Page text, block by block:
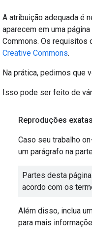
A atribuição adequada é
aparecem em uma
Commons. Os requisitos
Creative Commons.
Na prática, pedimos que
Isso pode ser feito de
Reproduções exatas
Caso seu trabalho
um parágrafo na
Partes desta
acordo com os
Além disso, inclua
para mais